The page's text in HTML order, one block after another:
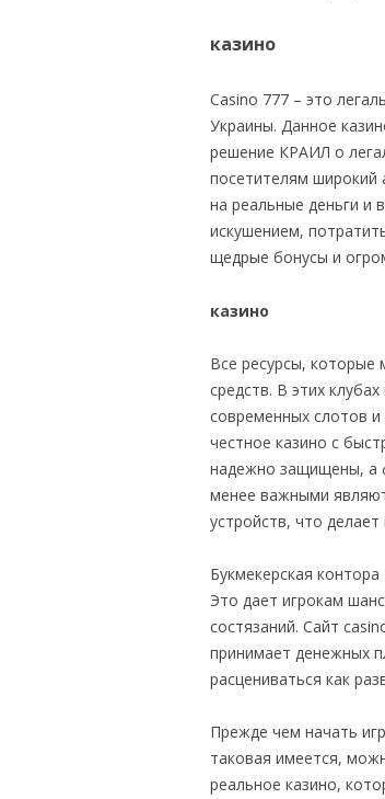
казино
Casino 777 – это
Украины. Данное
решение КРАИЛ о
посетителям широкий
на реальные деньги и
искушением,
щедрые бонусы и
казино
Все ресурсы, которые
средств. В этих
современных слотов
честное казино с
надежно защищены, а
менее важными
устройств, что
Букмекерская
Это дает игрокам
состязаний. Сайт
принимает денежных
расцениваться как
Прежде чем начать
таковая имеется,
реальное казино,